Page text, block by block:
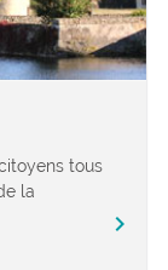
tous
la
chevron_right